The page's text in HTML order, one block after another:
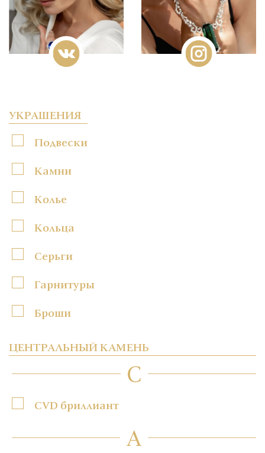
УКРАШЕНИЯ
Подвески
Камни
Колье
Кольца
Серьги
Гарнитуры
Броши
ЦЕНТРАЛЬНЫЙ КАМЕНЬ
C
CVD бриллиант
А